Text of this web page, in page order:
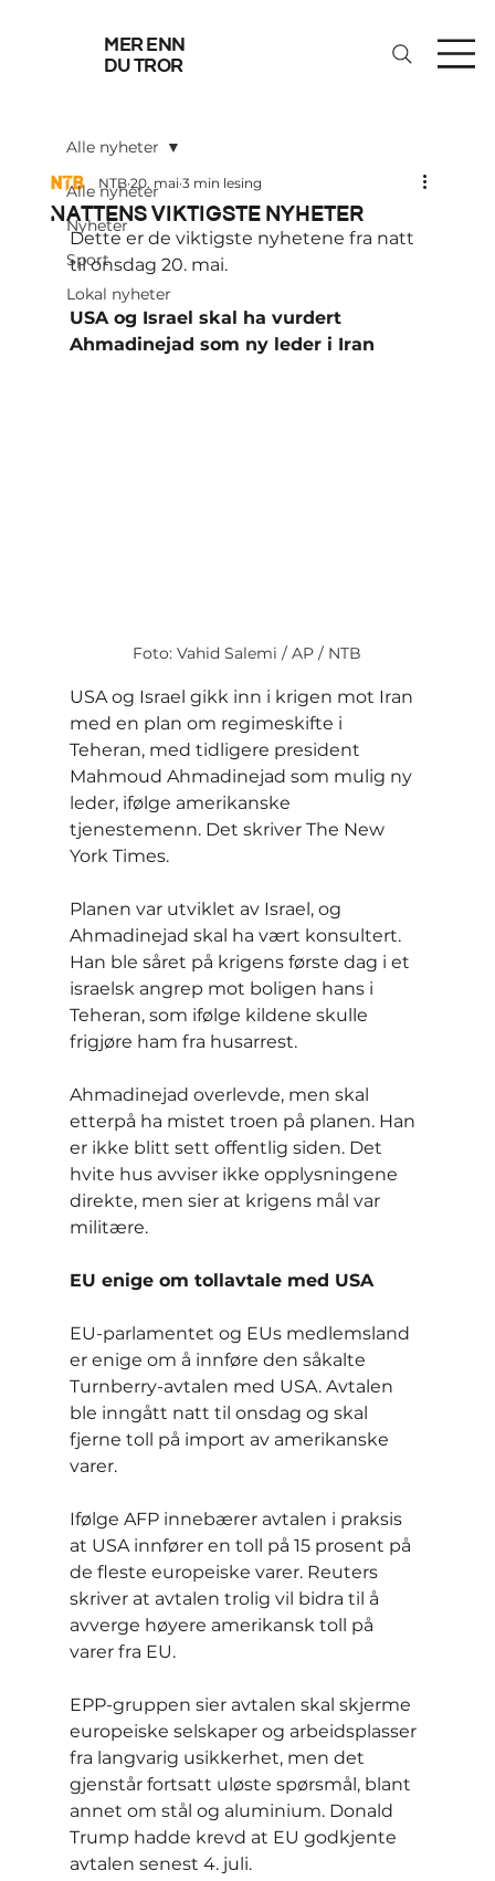
mer enn
du tror
Alle nyheter
Nyheter
Sport
Lokal nyheter
Alle nyheter
Nattens viktigste nyheter
NTB 20. mai 3 min lesing
Dette er de viktigste nyhetene fra natt
til onsdag 20. mai.
USA og Israel skal ha vurdert
Ahmadinejad som ny leder i Iran
Foto: Vahid Salemi / AP / NTB
USA og Israel gikk inn i krigen mot Iran
med en plan om regimeskifte i
Teheran, med tidligere president
Mahmoud Ahmadinejad som mulig ny
leder, ifølge amerikanske
tjenestemenn. Det skriver The New
York Times.
Planen var utviklet av Israel, og
Ahmadinejad skal ha vært konsultert.
Han ble såret på krigens første dag i et
israelsk angrep mot boligen hans i
Teheran, som ifølge kildene skulle
frigjøre ham fra husarrest.
Ahmadinejad overlevde, men skal
etterpå ha mistet troen på planen. Han
er ikke blitt sett offentlig siden. Det
hvite hus avviser ikke opplysningene
direkte, men sier at krigens mål var
militære.
EU enige om tollavtale med USA
EU-parlamentet og EUs medlemsland
er enige om å innføre den såkalte
Turnberry-avtalen med USA. Avtalen
ble inngått natt til onsdag og skal
fjerne toll på import av amerikanske
varer.
Ifølge AFP innebærer avtalen i praksis
at USA innfører en toll på 15 prosent på
de fleste europeiske varer. Reuters
skriver at avtalen trolig vil bidra til å
avverge høyere amerikansk toll på
varer fra EU.
EPP-gruppen sier avtalen skal skjerme
europeiske selskaper og arbeidsplasser
fra langvarig usikkerhet, men det
gjenstår fortsatt uløste spørsmål, blant
annet om stål og aluminium. Donald
Trump hadde krevd at EU godkjente
avtalen senest 4. juli.